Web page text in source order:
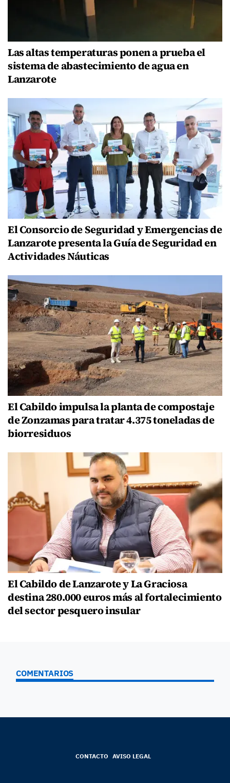
Las altas temperaturas ponen a prueba el
sistema de abastecimiento de agua en
Lanzarote
El Consorcio de Seguridad y Emergencias de
Lanzarote presenta la Guía de Seguridad en
Actividades Náuticas
El Cabildo impulsa la planta de compostaje
de Zonzamas para tratar 4.375 toneladas de
biorresiduos
El Cabildo de Lanzarote y La Graciosa
destina 280.000 euros más al fortalecimiento
del sector pesquero insular
COMENTARIOS
CONTACTO AVISO LEGAL